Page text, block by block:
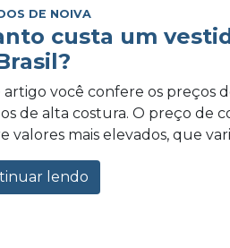
DE NOIVA
custa um
artigo você confere os preços
de alta costura. O preço de
valores mais elevados, que
lendo